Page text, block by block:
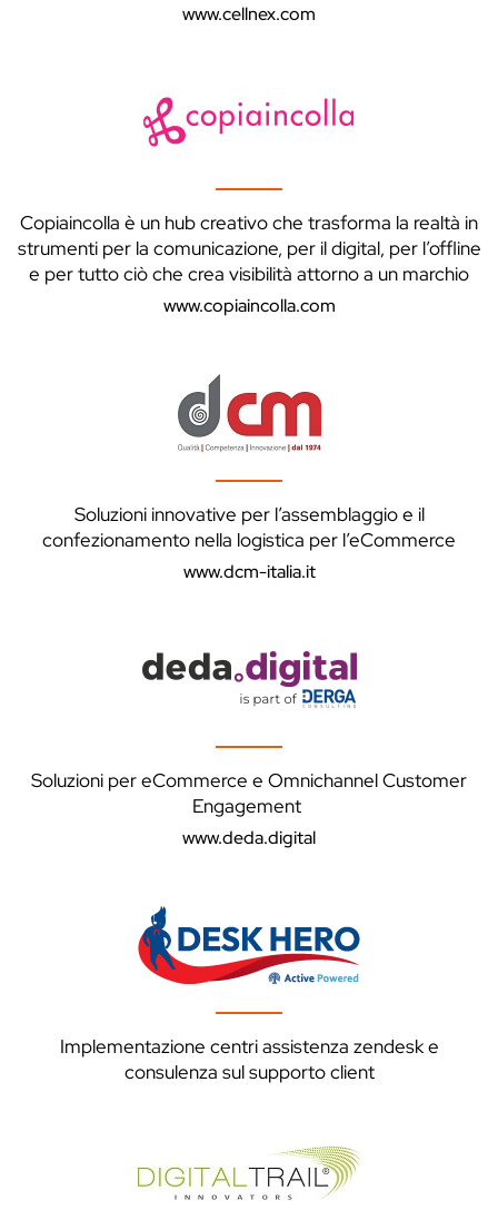
www.cellnex.com
Copiaincolla è un hub creativo che trasforma la realtà in
strumenti per la comunicazione, per il digital, per l’offline
e per tutto ciò che crea visibilità attorno a un marchio
www.copiaincolla.com
Soluzioni innovative per l’assemblaggio e il
confezionamento nella logistica per l’eCommerce
www.dcm-italia.it
Soluzioni per eCommerce e Omnichannel Customer
Engagement
www.deda.digital
Implementazione centri assistenza zendesk e
consulenza sul supporto client